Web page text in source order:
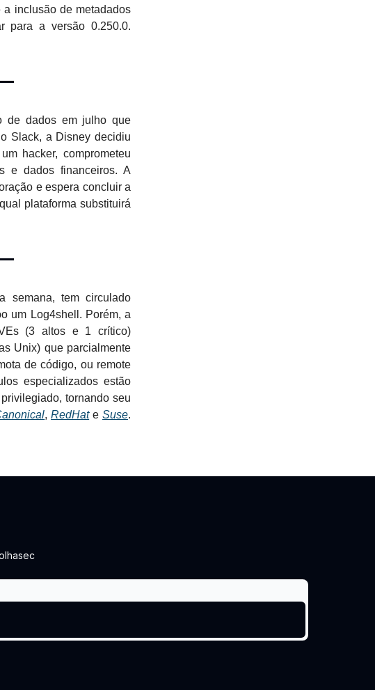
a inclusão de metadados
para a versão 0.250.0.
de dados em julho que
Slack, a Disney decidiu
hacker, comprometeu
e dados financeiros. A
e espera concluir a
plataforma substituirá
semana, tem circulado
um Log4shell. Porém, a
(3 altos e 1 crítico)
Unix) que parcialmente
de código, ou remote
especializados estão
tornando seu
,RedHateSuse.